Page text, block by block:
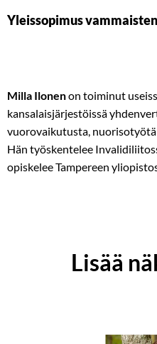
Yleissopimus
Milla Ilonenon toiminut
kansalaisjärjestöissä
vuorovaikutusta, nuorisotyötä
Hän työskentelee
opiskelee Tampereen
Lisää